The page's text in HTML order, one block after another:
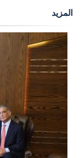
المزيد